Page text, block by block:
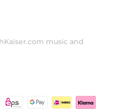
music and